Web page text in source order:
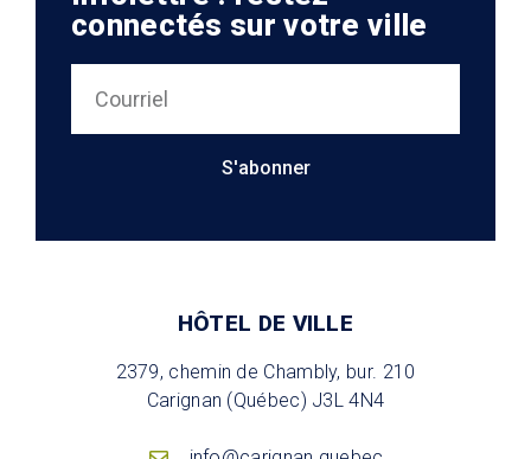
connectés sur votre ville
S'abonner
HÔTEL DE VILLE
2379, chemin de Chambly, bur. 210
Carignan (Québec) J3L 4N4